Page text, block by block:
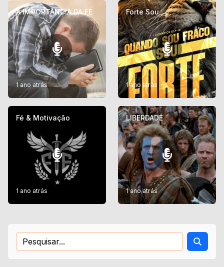
A IMPORTÂNCIA DA FÉ
1 ano atrás
Forte Sou
1 ano atrás
Fé & Motivação
1 ano atrás
LIBERDADE
1 ano atrás